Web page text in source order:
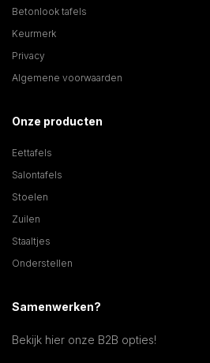
Betonlook tafels
Keurmerk
Privacy
Algemene voorwaarden
Onze producten
Eettafels
Salontafels
Stoelen
Zuilen
Staaltjes
Onderstellen
Samenwerken?
Bekijk hier onze B2B opties!